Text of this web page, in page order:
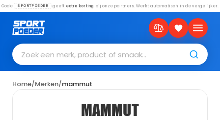
Code SPORTPOEDER geeft extra korting bij onze partners. Werkt automatisch in de vergelijker.
Zoek een merk, product of smaak…
Home/Merken/mammut
MAMMUT